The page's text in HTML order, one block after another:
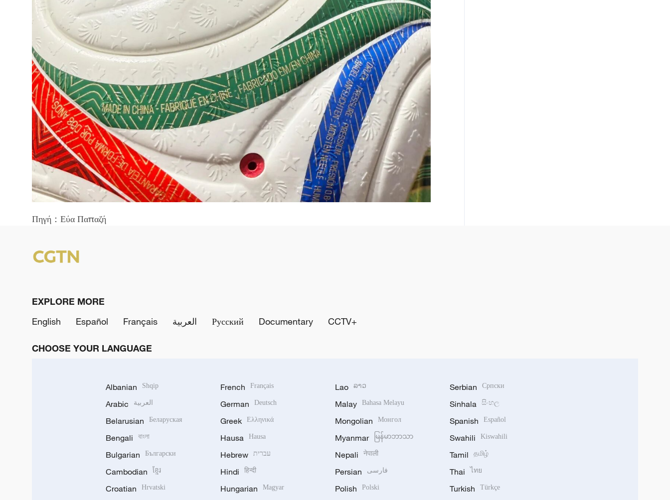
Πηγή：Εύα Παπαζή
EXPLORE MORE
English
Español Français العربية Русский Documentary CCTV+
CHOOSE YOUR LANGUAGE
Albanian Shqip
Arabic العربية
Belarusian Беларуская
Bengali বাংলা
Bulgarian Български
Cambodian ខ្មែរ
Croatian Hrvatski
French Français
German Deutsch
Greek Ελληνικά
Hausa Hausa
Hebrew עברית
Hindi हिन्दी
Hungarian Magyar
Lao ລາວ
Malay Bahasa Melayu
Mongolian Монгол
Myanmar မြန်မာဘာသာ
Nepali नेपाली
Persian فارسی
Polish Polski
Serbian Српски
Sinhala සිංහල
Spanish Español
Swahili Kiswahili
Tamil தமிழ்
Thai ไทย
Turkish Türkçe